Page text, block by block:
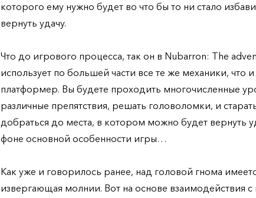
которого ему нужно будет во что бы то ни стало
вернуть удачу.
Что до игрового процесса, так он в Nubarron: The
использует по большей части все те же механики, что
платформер. Вы будете проходить многочисленные
различные препятствия, решать головоломки, и
добраться до места, в котором можно будет вернуть
фоне основной особенности игры…
Как уже и говорилось ранее, над головой гнома
извергающая молнии. Вот на основе взаимодействия с